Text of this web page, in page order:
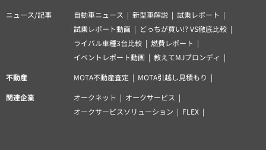
ニュース/記事
自動車ニュース 新型車解説
試乗レポート
試乗レポート動画
どっちが買い!? VS徹底比較
ライバル車種3台比較
燃費レポート
イベントレポート動画
教えてMJブロンディ
不動産
MOTA不動産査定
MOTA引越し見積もり
関連企業
オークネット
オークサービス
オークサービスソリューション
FLEX